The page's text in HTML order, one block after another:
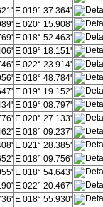
E 019° 37.364'
E 020° 15.908'
E 018° 52.463'
E 019° 18.151'
E 022° 23.914'
E 018° 48.784'
E 019° 19.152'
E 019° 08.797'
E 020° 27.133'
E 018° 09.237'
E 021° 28.385'
E 018° 09.756'
E 018° 54.643'
E 022° 20.467'
E 018° 55.930'